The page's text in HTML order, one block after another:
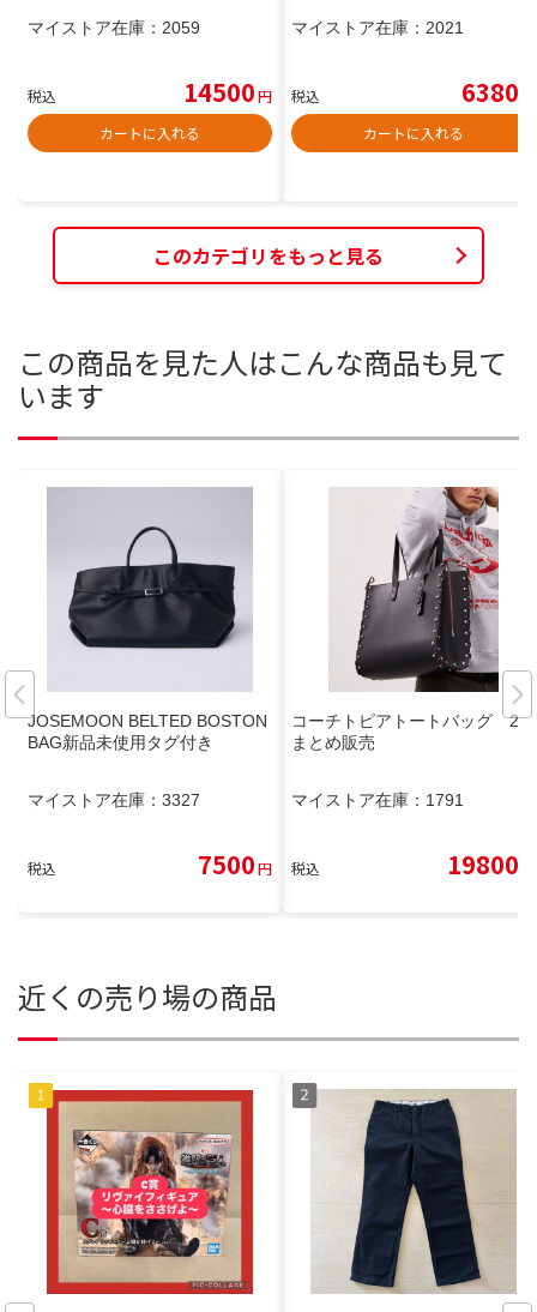
マイストア在庫： 2059
税込 14500円
カートに入れる
マイストア在庫： 2021
税込 6380
カートに入れる
このカテゴリをもっと見る
この商品を見た人はこんな商品も見て
います
JOSEMOON BELTED BOSTON
BAG新品未使用タグ付き
マイストア在庫： 3327
税込 7500円
コーチトピアトートバッグ 2点
まとめ販売
マイストア在庫： 1791
税込 19800
近くの売り場の商品